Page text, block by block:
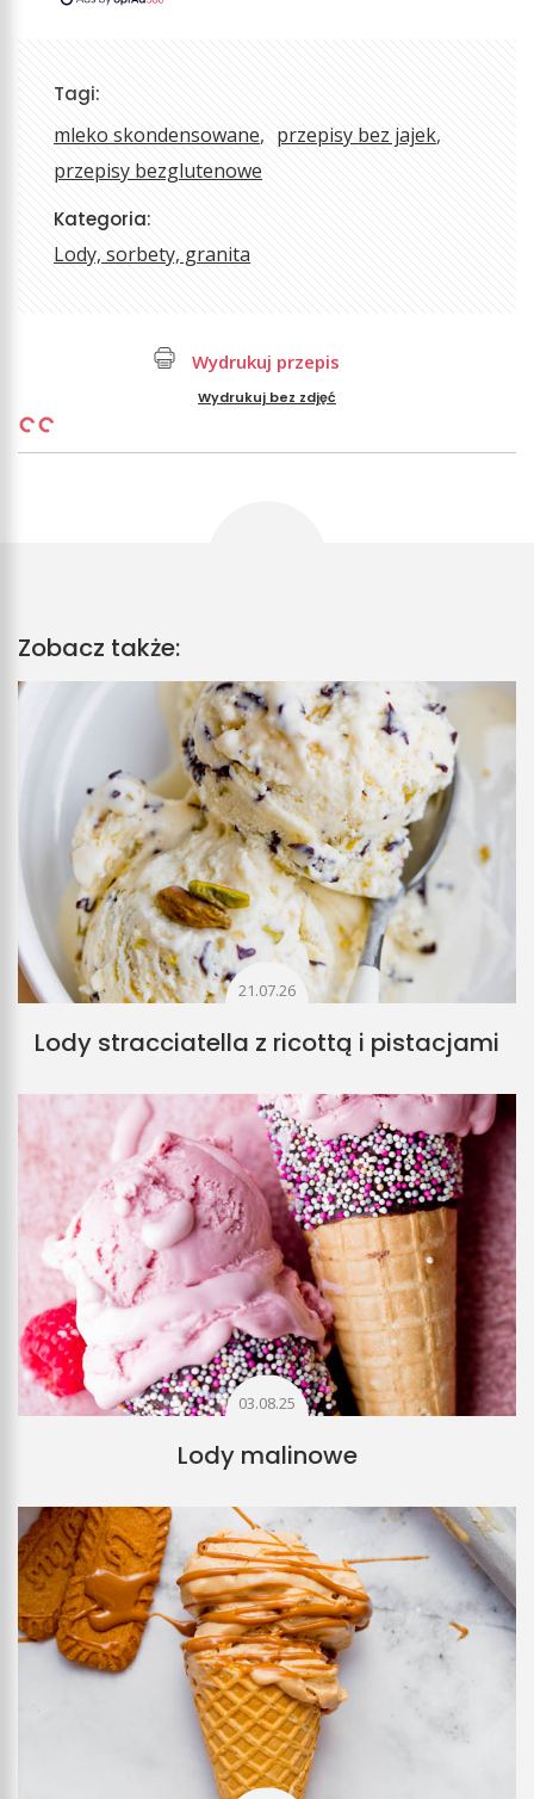
Tagi:
mleko skondensowane
przepisy bez jajek
przepisy bezglutenowe
Kategoria:
Lody, sorbety, granita
Wydrukuj przepis
Wydrukuj bez zdjęć
Zobacz także:
21.07.26
Lody stracciatella z ricottą i pistacjami
03.08.25
Lody malinowe